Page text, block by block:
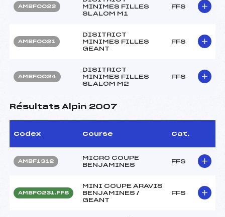
AMBF0023
MINIMES FILLES
SLALOM M1
FFS
AMBF0021
DISITRICT
MINIMES FILLES
GEANT
FFS
AMBF0024
DISITRICT
MINIMES FILLES
SLALOM M2
FFS
Résultats Alpin 2007
Codex Course Cat.
AMBF1312
MICRO COUPE
BENJAMINES
FFS
AMBF0231.FFS
MINI COUPE ARAVIS
BENJAMINES /
GEANT
FFS